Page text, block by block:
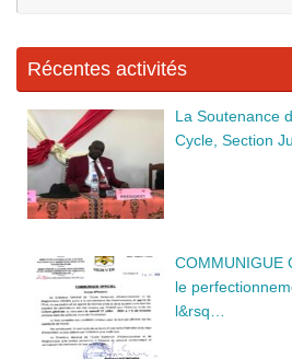
o
k
er
Récentes activités
La Soutenance
Cycle, Section
COMMUNIGUE
le
l&rsq…